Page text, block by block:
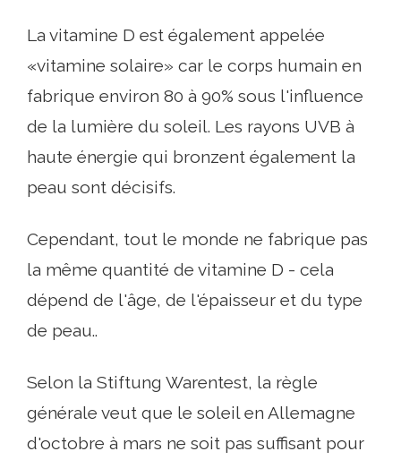
La vitamine D est également appelée
«vitamine solaire» car le corps humain en
fabrique environ 80 à 90% sous l'influence
de la lumière du soleil. Les rayons UVB à
haute énergie qui bronzent également la
peau sont décisifs.
Cependant, tout le monde ne fabrique pas
la même quantité de vitamine D - cela
dépend de l'âge, de l'épaisseur et du type
de peau..
Selon la Stiftung Warentest, la règle
générale veut que le soleil en Allemagne
d'octobre à mars ne soit pas suffisant pour